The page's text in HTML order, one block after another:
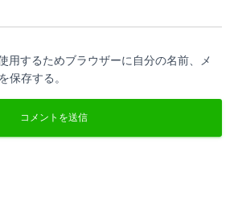
用するためブラウザーに自分の名前、メ
保存する。